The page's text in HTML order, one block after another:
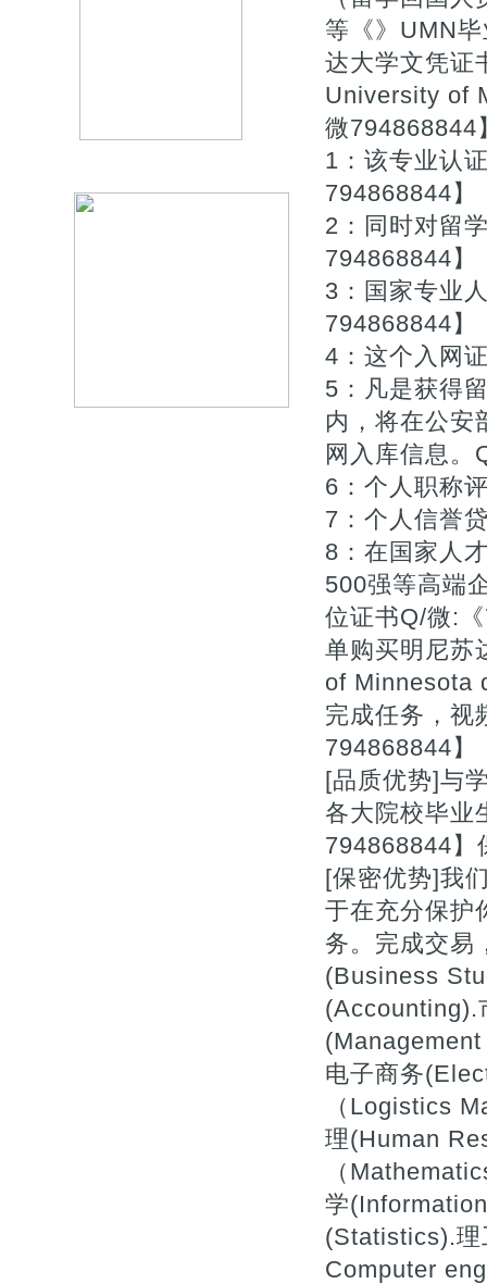
等《》UMN
达大学文凭证
University of
微794868844
1：该专业认
794868844】
2：同时对留
794868844】
3：国家专业
794868844】
4：这个入网
5：凡是获得
内，将在公安
网入库信息。
6：个人职称
7：个人信誉
8：在国家人
500强等高端
位证书Q/微:
单购买明尼苏
of Minnesota
完成任务，视
794868844】
[品质优势]与
各大院校毕业
794868844】
[保密优势]我
于在充分保护
务。完成交易
(Business
(Accounting).
电子商务
（Logistics
理(Human
（
学
(Statistics).理
Computer